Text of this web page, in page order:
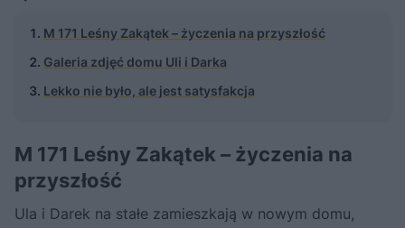
M 171 Leśny Zakątek – życzenia na przyszłość
Galeria zdjęć domu Uli i Darka
Lekko nie było, ale jest satysfakcja
M 171 Leśny Zakątek – życzenia na
przyszłość
Ula i Darek na stałe zamieszkają w nowym domu,